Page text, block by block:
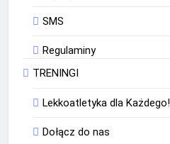
SMS
Regulaminy
TRENINGI
Lekkoatletyka dla Każdego!
Dołącz do nas